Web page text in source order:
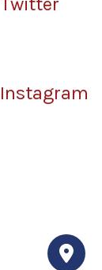
Instagram